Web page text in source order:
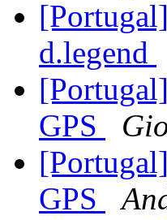
d.legend
GPS
GPS